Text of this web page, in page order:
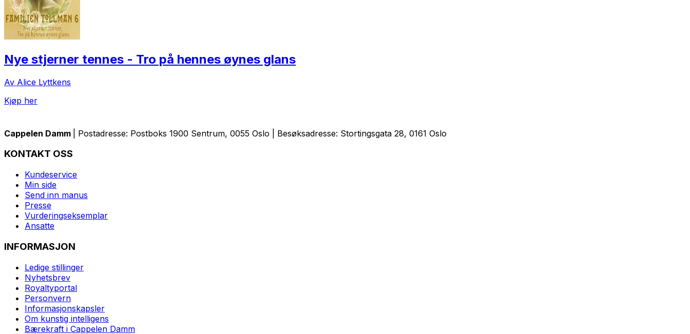
Nye stjerner tennes - Tro på hennes øynes glans
Av Alice Lyttkens
Kjøp her
Cappelen Damm | Postadresse: Postboks 1900 Sentrum, 0055 Oslo | Besøksadresse: Stortingsgata 28, 0161 Oslo
KONTAKT OSS
Kundeservice
Min side
Send inn manus
Presse
Vurderingseksemplar
Ansatte
INFORMASJON
Ledige stillinger
Nyhetsbrev
Royaltyportal
Personvern
Informasjonskapsler
Om kunstig intelligens
Bærekraft i Cappelen Damm